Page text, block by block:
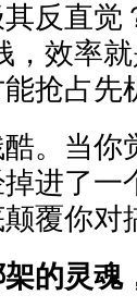
反直觉
，效率
抢占先
。当你
进了一
覆你对
的灵魂